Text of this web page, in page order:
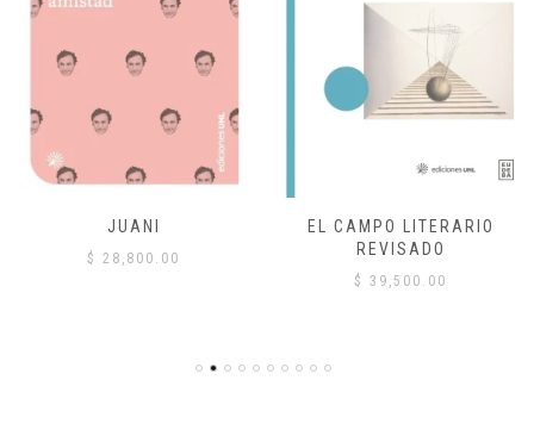
JUANI
$ 28,800.00
EL CAMPO LITERARIO
REVISADO
$ 39,500.00